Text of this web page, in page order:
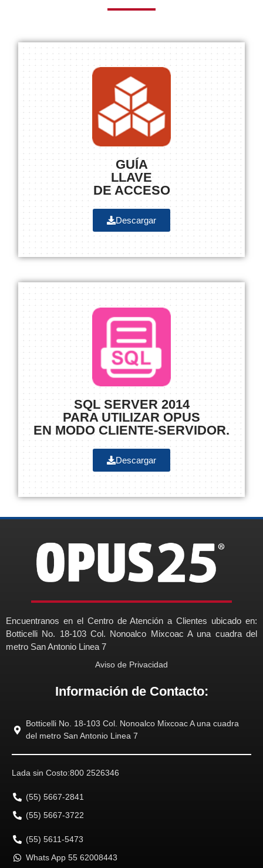
GUÍA
LLAVE
DE ACCESO
Descargar
SQL SERVER 2014
PARA UTILIZAR OPUS
EN MODO CLIENTE-SERVIDOR.
Descargar
Encuentranos en el Centro de Atención a Clientes ubicado en:
Botticelli No. 18-103 Col. Nonoalco Mixcoac A una cuadra del
metro San Antonio Linea 7
Aviso de Privacidad
Información de Contacto:
Botticelli No. 18-103 Col. Nonoalco Mixcoac A una cuadra
del metro San Antonio Linea 7
Lada sin Costo:800 2526346
(55) 5667-2841
(55) 5667-3722
(55) 5611-5473
Whats App 55 62008443